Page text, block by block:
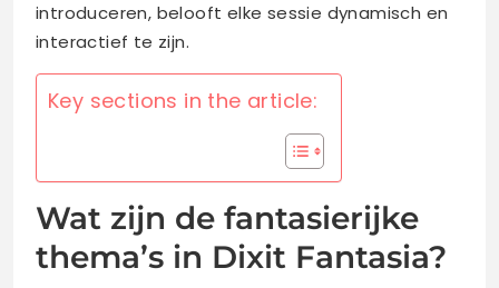
introduceren, belooft elke sessie dynamisch en
interactief te zijn.
Key sections in the article:
Wat zijn de fantasierijke
thema’s in Dixit Fantasia?